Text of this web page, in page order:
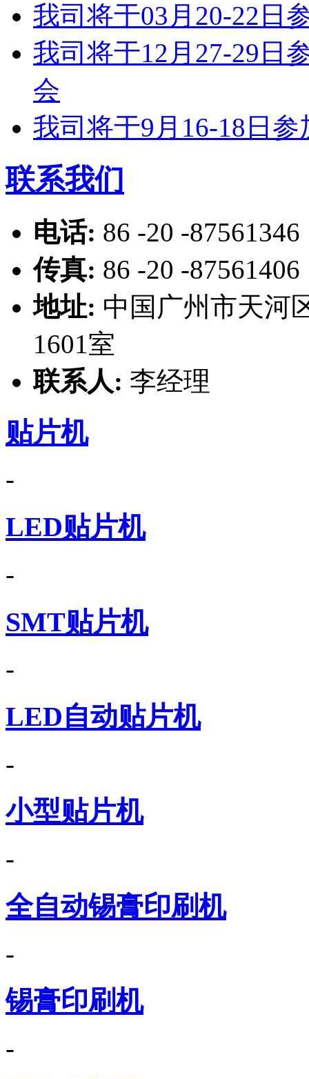
我司将于03月20-22日
我司将于12月27-29日
会
我司将于9月16-18日
联系我们
电话: 86 -20 -87561346
传真: 86 -20 -87561406
地址: 中国广州市天河
1601室
联系人: 李经理
贴片机
-
LED贴片机
-
SMT贴片机
-
LED自动贴片机
-
小型贴片机
-
全自动锡膏印刷机
-
锡膏印刷机
-